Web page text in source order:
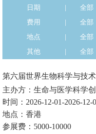
日期
全部
费用
全部
地点
全部
其他
全部
第六届世界生物科学与技术
主办方：生命与医学科学
时间：2026-12-01-2026-12-
地点：香港
参展费：5000-10000